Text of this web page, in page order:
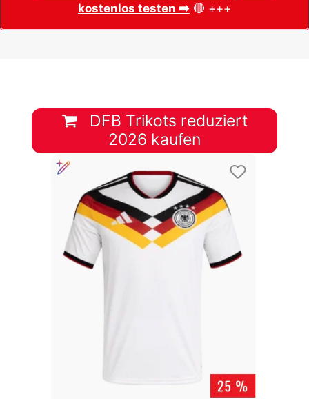
kostenlos testen ➡️ 🔴 +++
DFB Trikots reduziert
2026 kaufen